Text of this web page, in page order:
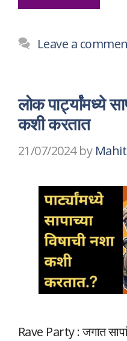
Leave a
लोक पार्ट्यांमध्ये
कशी करतात
21/07/2024 by
Rave Party : जगात